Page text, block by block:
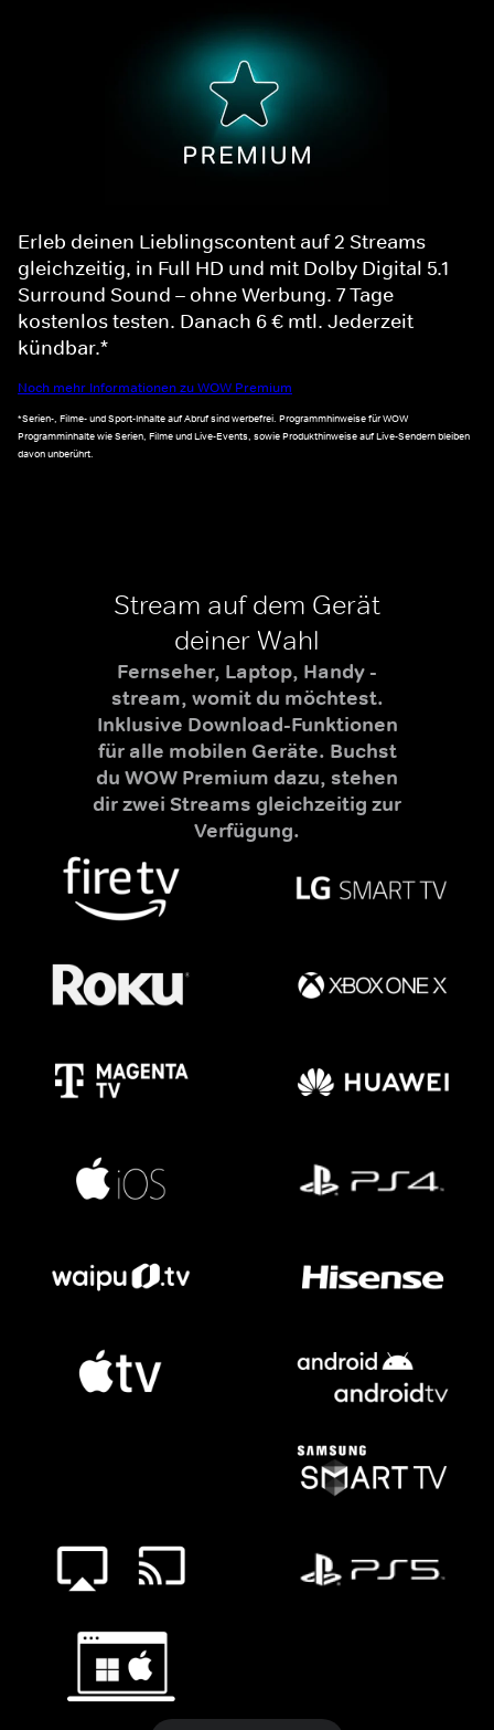
Erleb deinen Lieblingscontent auf 2 Streams
gleichzeitig, in Full HD und mit Dolby Digital 5.1
Surround Sound – ohne Werbung. 7 Tage
kostenlos testen. Danach 6 € mtl. Jederzeit
kündbar.*
Noch mehr Informationen zu WOW Premium
*Serien-, Filme- und Sport-Inhalte auf Abruf sind werbefrei. Programmhinweise für WOW
Programminhalte wie Serien, Filme und Live-Events, sowie Produkthinweise auf Live-Sendern bleiben
davon unberührt.
Stream auf dem Gerät
deiner Wahl
Fernseher, Laptop, Handy -
stream, womit du möchtest.
Inklusive Download-Funktionen
für alle mobilen Geräte. Buchst
du WOW Premium dazu, stehen
dir zwei Streams gleichzeitig zur
Verfügung.